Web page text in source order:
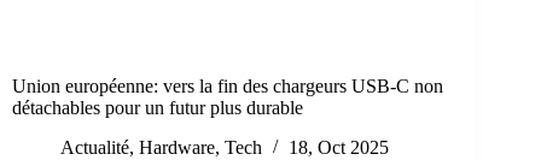
Union européenne: vers la fin des chargeurs USB‑C non
détachables pour un futur plus durable
Actualité, Hardware, Tech 18, Oct 2025